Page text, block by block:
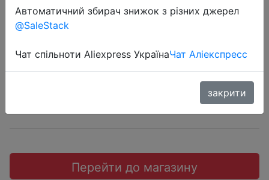
Plus, 128ГБ
$28.99
Перейти до магазину
Автоматичний збирач знижок з різних джерел
@SaleStack
Чат спільноти Aliexpress УкраїнаЧат Аліекспресс
закрити